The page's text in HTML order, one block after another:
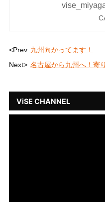
<Prev 九州向かってます！
Next> 名古屋から九州へ！寄
ViSE CHANNEL